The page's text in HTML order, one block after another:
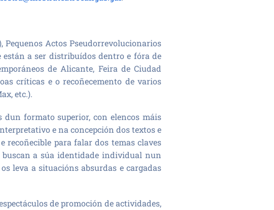
Pequenos Actos Pseudorrevolucionarios
e están a ser distribuídos dentro e fóra de
de Alicante, Feira de Ciudad
críticas e o recoñecemento de varios
etc.).
formato superior, con elencos máis
e na concepción dos textos e
recoñecible para falar dos temas claves
buscan a súa identidade individual nun
leva a situacións absurdas e cargadas
de promoción de actividades,